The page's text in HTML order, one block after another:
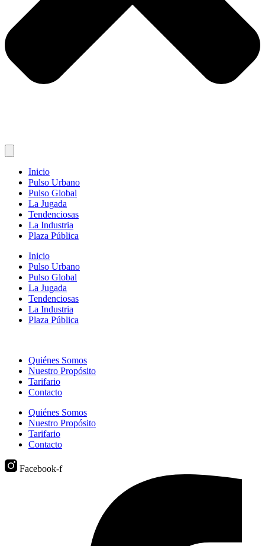
Inicio
Pulso Urbano
Pulso Global
La Jugada
Tendenciosas
La Industria
Plaza Pública
Inicio
Pulso Urbano
Pulso Global
La Jugada
Tendenciosas
La Industria
Plaza Pública
Quiénes Somos
Nuestro Propósito
Tarifario
Contacto
Quiénes Somos
Nuestro Propósito
Tarifario
Contacto
Facebook-f